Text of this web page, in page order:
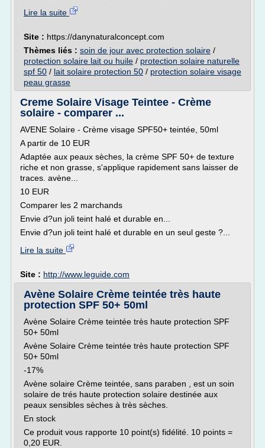
Lire la suite
Site : https://danynaturalconcept.com
Thèmes liés : soin de jour avec protection solaire /
protection solaire lait ou huile / protection solaire naturelle
spf 50 / lait solaire protection 50 / protection solaire visage
peau grasse
Creme Solaire Visage Teintee - Crème
solaire - comparer ...
AVENE Solaire - Crème visage SPF50+ teintée, 50ml
A partir de 10 EUR
Adaptée aux peaux sèches, la crème SPF 50+ de texture
riche et non grasse, s'applique rapidement sans laisser de
traces. avène...
10 EUR
Comparer les 2 marchands
Envie d?un joli teint halé et durable en...
Envie d?un joli teint halé et durable en un seul geste ?...
Lire la suite
Site : http://www.leguide.com
Avène Solaire Crème teintée très haute
protection SPF 50+ 50ml
Avène Solaire Crème teintée très haute protection SPF
50+ 50ml
Avène Solaire Crème teintée très haute protection SPF
50+ 50ml
-17%
Avène solaire Crème teintée, sans paraben , est un soin
solaire de trés haute protection solaire destinée aux
peaux sensibles sèches à très sèches.
En stock
Ce produit vous rapporte 10 point(s) fidélité. 10 points =
0,20 EUR.